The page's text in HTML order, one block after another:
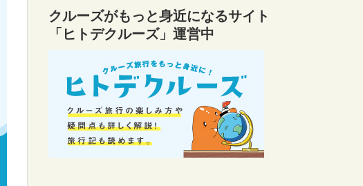
クルーズがもっと身近になるサイト
「ヒトデクルーズ」運営中